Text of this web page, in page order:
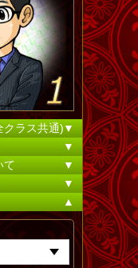
クラス共通)▼
▼
て
▼
▼
▲